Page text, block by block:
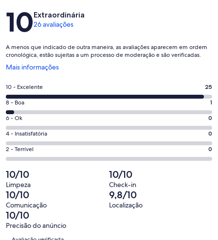
Avaliações
10Extraordinária
26 avaliações
A menos que indicado de outra maneira, as avaliações aparecem em ordem
cronológica, estão sujeitas a um processo de moderação e são verificadas.
Mais informações
Abre
uma
nova
janela
Nota
10
-
Excelente.
25
de
26
avaliações
10 - Excelente 25
Nota
8
-
Boa.
1
de
avaliações
8 - Boa 1
Nota
6
-
Ok.
0
de
26
avaliações
6 - Ok 0
Nota
4
-
0
de
26
avaliações
4 - Insatisfatória 0
Nota
2
-
Terrível.
0
de
26
avaliações
2 - Terrível 0
10/10
Limpeza
10/10
Check-in
10/10
Comunicação
9,8/10
Localização
10/10
Precisão do anúncio
Avaliações